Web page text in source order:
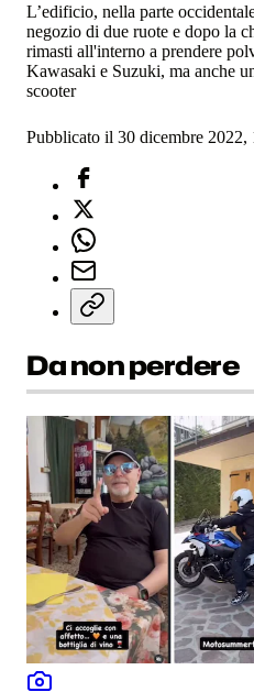
L’edificio, nella parte
negozio di due ruote e dopo la
rimasti all'interno a prendere
Kawasaki e Suzuki, ma anche
scooter
Pubblicato il 30 dicembre 2022,
Da non perdere